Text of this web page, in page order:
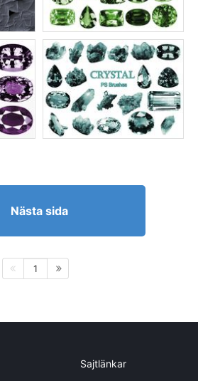
Nästa sida
1
Sajtlänkar